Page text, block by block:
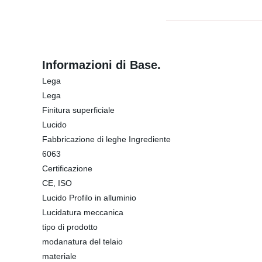
Informazioni di Base.
Lega
Lega
Finitura superficiale
Lucido
Fabbricazione di leghe Ingrediente
6063
Certificazione
CE, ISO
Lucido Profilo in alluminio
Lucidatura meccanica
tipo di prodotto
modanatura del telaio
materiale